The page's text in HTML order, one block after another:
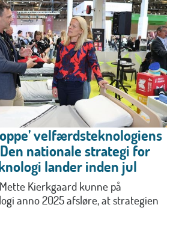
velfærdsteknologiens
nationale strategi for
lander inden jul
Kierkgaard kunne på
anno 2025 afsløre, at strategien